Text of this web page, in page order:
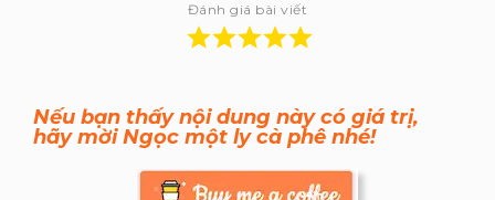
Đánh giá bài viết
Nếu bạn thấy nội dung này có giá trị,
hãy mời Ngọc một ly cà phê nhé!